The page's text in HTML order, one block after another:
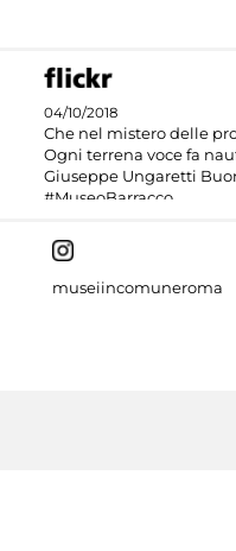
04/10/2018
Che nel mistero delle
Ogni terrena voce fa
Giuseppe Ungaretti
#MuseoBarracco
museiincomuneroma